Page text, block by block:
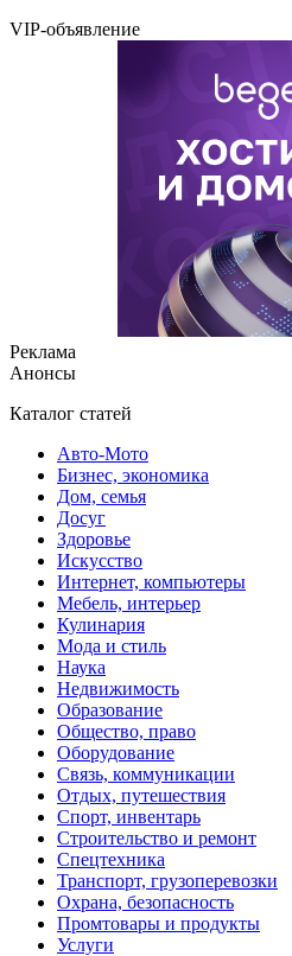
VIP-объявление
Реклама
Анонсы
Каталог статей
Авто-Мото
Бизнес, экономика
Дом, семья
Досуг
Здоровье
Искусство
Интернет, компьютеры
Мебель, интерьер
Кулинария
Мода и стиль
Наука
Недвижимость
Образование
Общество, право
Оборудование
Связь, коммуникации
Отдых, путешествия
Спорт, инвентарь
Строительство и ремонт
Спецтехника
Транспорт, грузоперевозки
Охрана, безопасность
Промтовары и продукты
Услуги